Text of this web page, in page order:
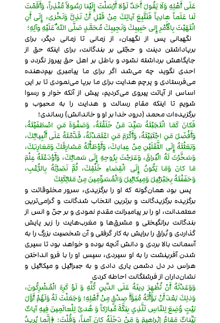
عَلَى أَهْلِهِ وَلَا يَقُولَ أَحَدٌ لَوْلا أَرْسَلْتَ إِلَيْنا رَسُولاً مُنْذِراً، وَأَقَمْتَ
لَنا عَلَماً هادِياً فَنَتَّبِعَ آياتِكَ مِنْ قَبْلِ أَنْ نَذِلَّ وَنَخْزى، إِلَى أَنِ
انْتَهَيْتَ بِالْأَمْرِ إِلى حَبِيبِكَ وَنَجِيبِكَ مُحَمَّدٍ صَلَّى اللّهُ عَلَيْهِ وآلِهِ؛
نگهبانی پس از نگهبان، از زمانی تا زمانی دیگر، برای
برپاداشتن دینت و حجّتی بر بندگانت، برای اینکه حق از
جایگاهش برداشته نشود و باطل بر اهل حق پیروز نگردد و
احدی نگوید چه می‌شد اگر برای ما پیامبری بیم‌دهنده
می‌فرستادی و پرچم هدایت برای ما برپا می‌نمودی تا بر این
اساس از آیاتت پیروی می‌کردیم، پیش از آنکه خوار و رسوا
شویم تا اینکه مقام رسالت و هدایت را به محبوب و
برگزیده‌ات محمد (درود خدا بر او و خاندانش) رساندی؛
فَكانَ كَمَا انْتَجَبْتَهُ سَيِّدَ مَنْ خَلَقْتَهُ، وَصَفْوَةَ مَنِ اصْطَفَيْتَهُ،
وَأَفْضَلَ مَنِ اجْتَبَيْتَهُ، وَأَكْرَمَ مَنِ اعْتَمَدْتَهُ، قَدَّمْتَهُ عَلَى أَنْبِيائِكَ،
وَبَعَثْتَهُ إِلَى الثَّقَلَيْنِ مِنْ عِبادِكَ، وَأَوْطَأْتَهُ مَشارِقَكَ وَمَغارِبَكَ،
وَسَخَّرْتَ لَهُ الْبُراقَ، وَعَرَجْتَ بِرُوحِهِ إِلَى سَمائِكَ، وَأَوْدَعْتَهُ عِلْمَ
مَا كانَ وَمَا يَكُونُ إِلَى انْقِضاءِ خَلْقِكَ، ثُمَّ نَصَرْتَهُ بِالرُّعْبِ،
وَحَفَفْتَهُ بِجَبْرَئِيلَ وَمِيكائِيلَ وَالْمُسَوِّمِينَ مِنْ مَلائِكَتِكَ
پس بود همان‌گونه که او را برگزیدی، سرور مخلوقاتت و
برگزیده برگزیدگانت و برترین انتخاب شدگانت و گرامی‌ترین
معتمدانت، او را بر پیامبرانت مقدم نمودی و بر جنّ و انس از
بندگانت برانگیختی و مشرق‌ها و مغرب‌هایت را زیر پایش
گذاردی و بُراق را برایش به کار گرفتی و آن شخصیت بزرگ را به
آسمانت بالا بردی و دانش آنچه بوده و خواهد بود تا سپری
شدن آفرینشت را به او سپردی، سپس او را با فرو انداختن
هراس در دل دشمن یاری دادی و به جبرائیل و میکائیل و
نشان‌داران از فرشتگانت احاطه کردی
وَوَعَدْتَهُ أَنْ تُظْهِرَ دِينَهُ عَلَى الدِّينِ كُلِّهِ وَ لَوْ كَرِهَ الْمُشْرِكُونَ،
وَذلِكَ بَعْدَ أَنْ بَوَّأْتَهُ مُبَوَّأَ صِدْقٍ مِنْ أَهْلِهِ؛ وَجَعَلْتَ لَهُ وَلَهُمْ أَوَّلَ
بَيْتٍ وُضِعَ لِلنّاسِ لَلَّذِي بِبَكَّةَ مُبارَكاً وَ هُدىً لِلْعالَمِينَ فِيهِ آياتٌ
بَيِّناتٌ مَقامُ إِبْراهِيمَ وَ مَنْ دَخَلَهُ كانَ آمِناً، وَقُلْتَ: ﴿إِنَّما يُرِيدُ